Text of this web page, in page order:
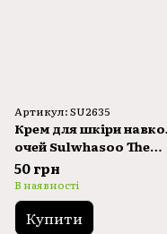
Артикул: SU2635
Крем для шкіри
очей Sulwhasoo The
Ultimate S Eye Cream
1ml
50 грн
В наявності
Купити